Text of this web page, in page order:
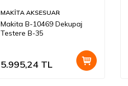
MAKİTA AKSESUAR
Makita B-10469 Dekupaj
Testere B-35
5.995,24 TL